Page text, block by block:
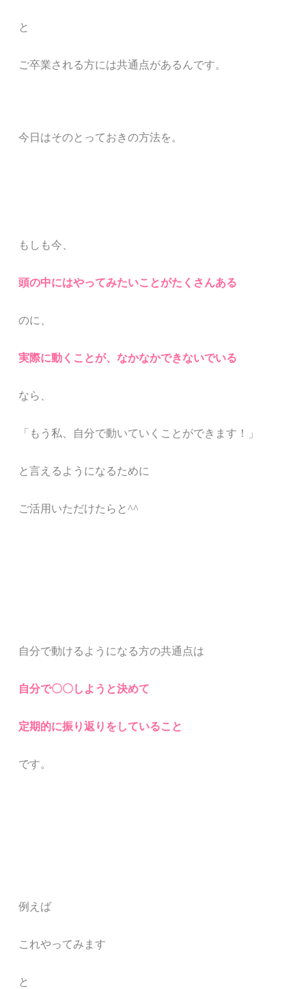
と
ご卒業される方には共通点があるんです。
今日はそのとっておきの方法を。
もしも今、
頭の中にはやってみたいことがたくさんある
のに、
実際に動くことが、なかなかできないでいる
なら、
「もう私、自分で動いていくことができます！」
と言えるようになるために
ご活用いただけたらと^^
自分で動けるようになる方の共通点は
自分で〇〇しようと決めて
定期的に振り返りをしていること
です。
例えば
これやってみます
と